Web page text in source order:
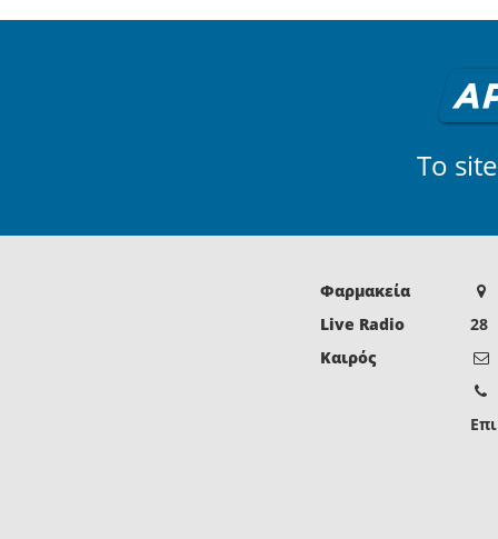
Το
Φαρμακεία
Live Radio
Καιρός
28